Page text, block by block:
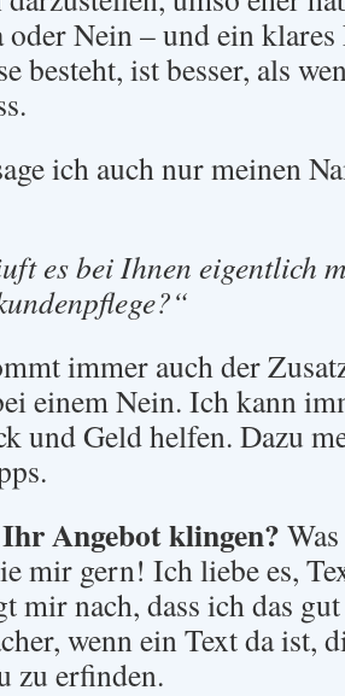
oder Nein – und ein
besteht, ist besser, als
ich auch nur meinen
es bei Ihnen eigentlich
immer auch der
einem Nein. Ich kann
und Geld helfen. Dazu
Angebot klingen?
mir gern! Ich liebe es,
mir nach, dass ich das
wenn ein Text da ist,
zu erfinden.